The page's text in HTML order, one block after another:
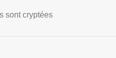
sont cryptées